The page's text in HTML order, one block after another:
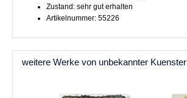
Zustand: sehr gut erhalten
Artikelnummer: 55226
weitere Werke von unbekannter Kuenster